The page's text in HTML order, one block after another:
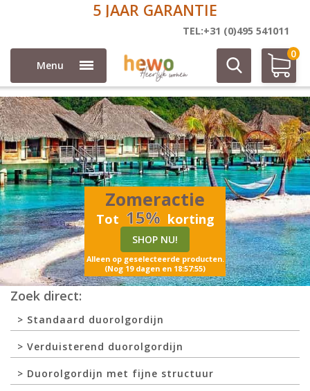
DIRECT AF FABRIEK
TEL:+31 (0)495 541011
Menu
0
Zomeractie
Tot 15%korting
SHOP NU!
Alleen op geselecteerde producten.
(Nog 19 dagen en 18:57:53)
Zoek direct:
Standaard duorolgordijn
Verduisterend duorolgordijn
Duorolgordijn met fijne structuur